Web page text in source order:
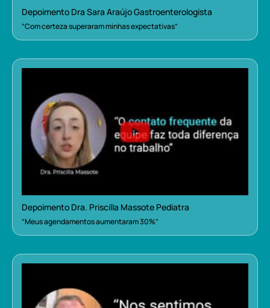
Depoimento Dra Sara Araújo Gastroenterologista
“Com certeza superaram minhas expectativas”
Depoimento Dra. Priscilla Massote Pediatra
“Meus agendamentos aumentaram 30%”